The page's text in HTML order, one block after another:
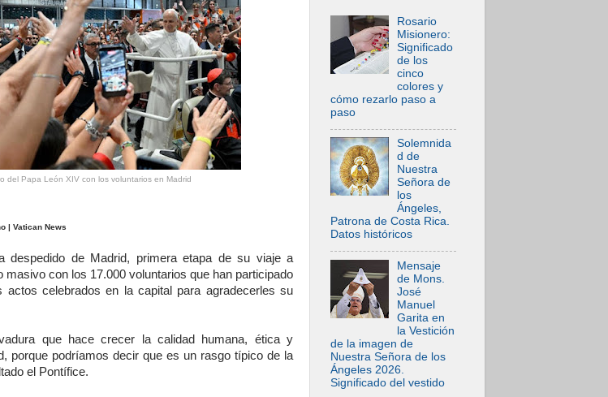
del Papa León XIV con los voluntarios en Madrid
| Vatican News
despedido de Madrid, primera etapa de su viaje a
masivo con los 17.000 voluntarios que han participado
actos celebrados en la capital para agradecerles su
que hace crecer la calidad humana, ética y
porque podríamos decir que es un rasgo típico de la
el Pontífice.
Rosario
Misionero:
Significado
de los
cinco
colores y
cómo rezarlo paso a
paso
Solemnida
d de
Nuestra
Señora de
los
Ángeles,
Patrona de Costa Rica.
Datos históricos
Mensaje
de Mons.
José
Manuel
Garita en
la Vestición
de la imagen de
Nuestra Señora de los
Ángeles 2026.
Significado del vestido